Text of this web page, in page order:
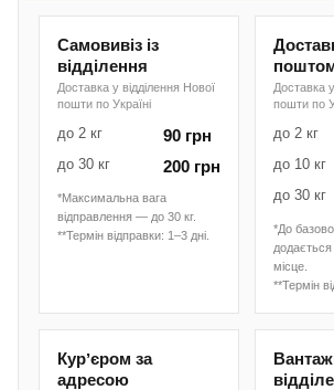
Самовивіз із
відділення
Доставка у відділення Нової
пошти по Україні
до 2 кг 90 грн
до 30 кг 200 грн
*Максимальна вага
відправлення — до 30 кг.
**Термін відправки: 1–3 дні.
Доставка
пошти по
до 2 кг
до 10 кг
до 30 кг
*До
місце.
**Термін
Курʼєром за
адресою